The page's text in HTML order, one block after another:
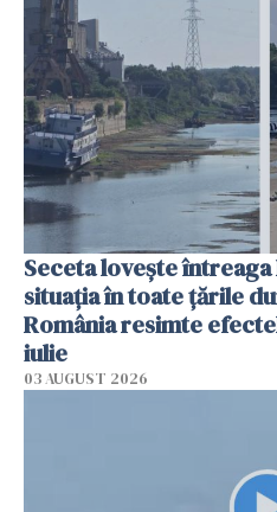
Seceta lovește
situația în toate țările
România resimte
iulie
03 AUGUST 2026